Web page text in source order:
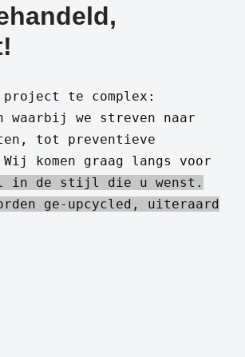
te complex:
waarbij we streven naar
tot preventieve
komen graag langs voor
in de stijl die u wenst.
ge-upcycled, uiteraard